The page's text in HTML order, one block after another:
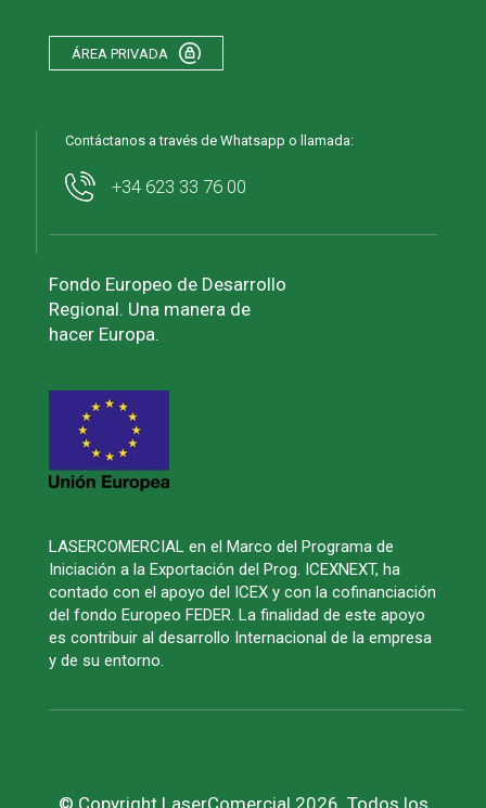
ÁREA PRIVADA
Contáctanos a través de Whatsapp o llamada:
+34 623 33 76 00
Fondo Europeo de Desarrollo
Regional. Una manera de
hacer Europa.
LASERCOMERCIAL en el Marco del Programa de
Iniciación a la Exportación del Prog. ICEXNEXT, ha
contado con el apoyo del ICEX y con la cofinanciación
del fondo Europeo FEDER. La finalidad de este apoyo
es contribuir al desarrollo Internacional de la empresa
y de su entorno.